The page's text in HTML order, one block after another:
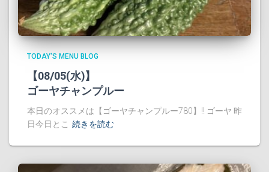
TODAY'S MENU BLOG
【08/05(水)】
ゴーヤチャンプルー
本日のオススメは【ゴーヤチャンプルー780】!! ゴーヤ 昨
日今日とこ 続きを読む